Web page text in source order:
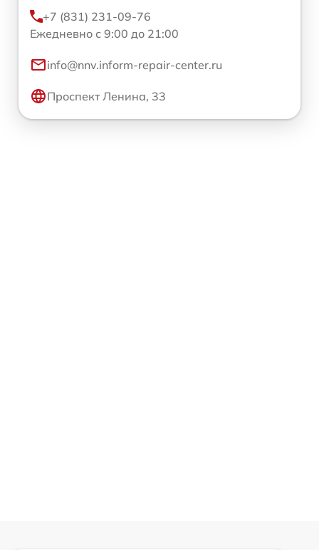
+7 (831) 231-09-76
Ежедневно с 9:00 до 21:00
info@nnv.inform-repair-center.ru
Проспект Ленина, 33